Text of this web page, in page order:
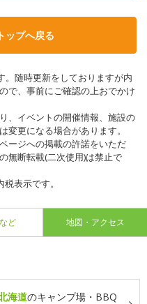
ップへ戻る
随時更新をしておりますが内
で、事前にご確認の上おでかけ
、イベントの開催情報、施設の
変更になる場合があります。
ージへの掲載の許諾をいただ
無断転載(二次使用)は禁止で
表示です。
ど 地図・アクセス
海道のキャンプ場・BBQ